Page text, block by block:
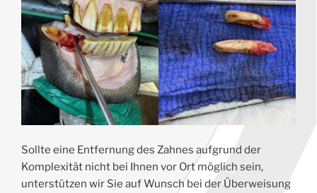
Sollte eine Entfernung des Zahnes aufgrund der
Komplexität nicht bei Ihnen vor Ort möglich sein,
unterstützen wir Sie auf Wunsch bei der Überweisung